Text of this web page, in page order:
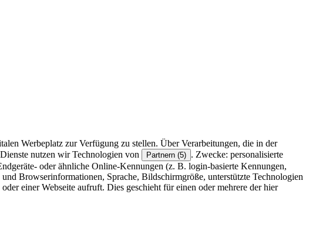
Werbeplatz zur Verfügung zu stellen. Über Verarbeitungen, die in der
nutzen wir Technologien von Partnern (5) . Zwecke: personalisierte
oder ähnliche Online-Kennungen (z. B. login-basierte Kennungen,
Browserinformationen, Sprache, Bildschirmgröße, unterstützte Technologien
einer Webseite aufruft. Dies geschieht für einen oder mehrere der hier